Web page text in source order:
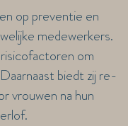
op preventie en
medewerkers.
om
biedt zij re-
vrouwen na hun